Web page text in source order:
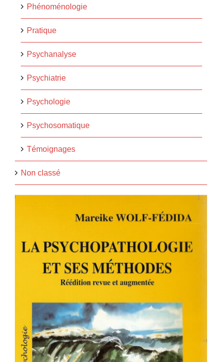
Phénoménologie
Pratique
Psychanalyse
Psychiatrie
Psychologie
Psychosomatique
Témoignages
Non classé
La psychopathologie et ses méthodes